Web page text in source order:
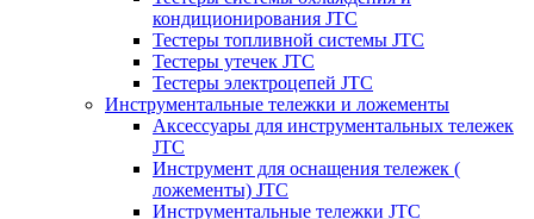
кондиционирования JTC
Тестеры топливной системы JTC
Тестеры утечек JTC
Тестеры электроцепей JTC
Инструментальные тележки и ложементы
Аксессуары для инструментальных тележек
JTC
Инструмент для оснащения тележек (
ложементы) JTC
Инструментальные тележки JTC